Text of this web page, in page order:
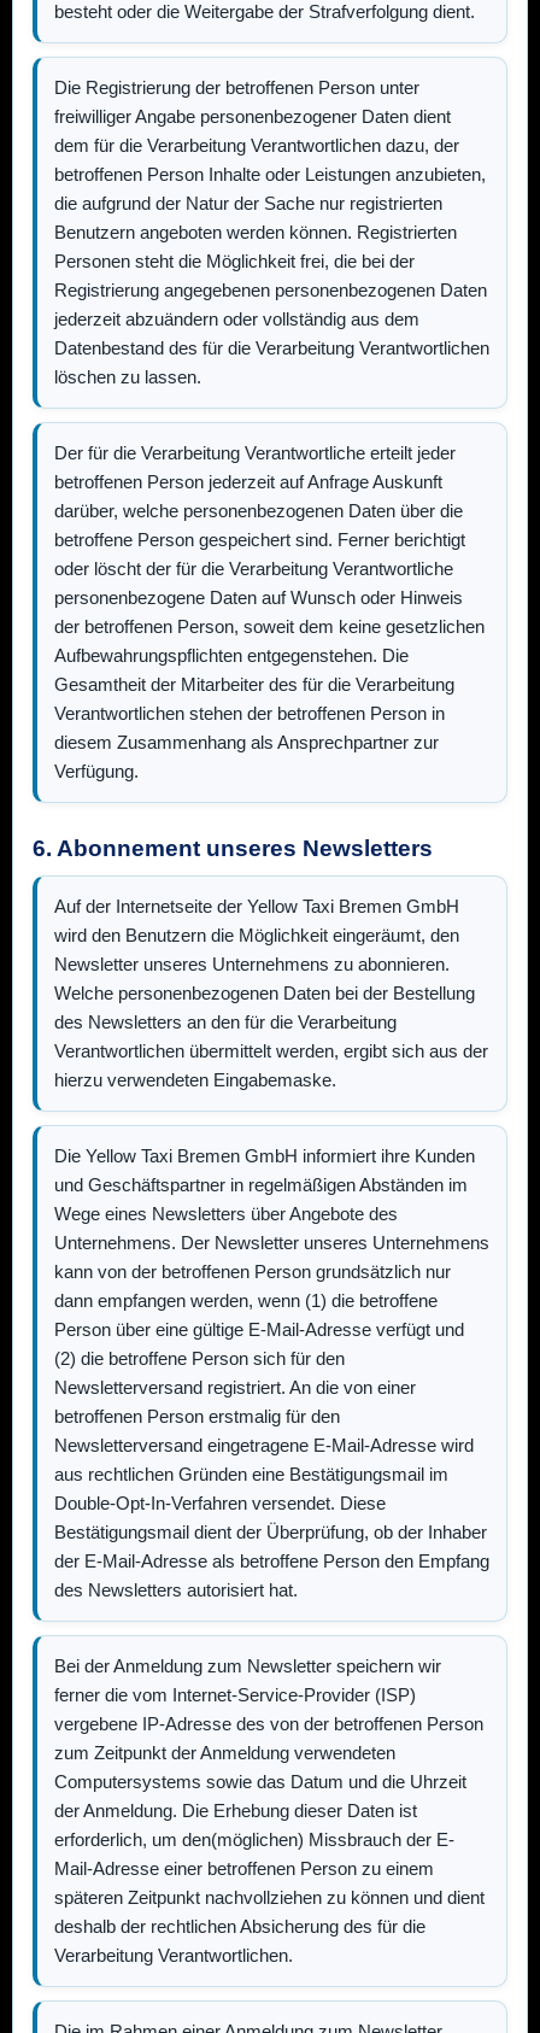
besteht oder die Weitergabe der Strafverfolgung dient.
Die Registrierung der betroffenen Person unter
freiwilliger Angabe personenbezogener Daten dient
dem für die Verarbeitung Verantwortlichen dazu, der
betroffenen Person Inhalte oder Leistungen anzubieten,
die aufgrund der Natur der Sache nur registrierten
Benutzern angeboten werden können. Registrierten
Personen steht die Möglichkeit frei, die bei der
Registrierung angegebenen personenbezogenen Daten
jederzeit abzuändern oder vollständig aus dem
Datenbestand des für die Verarbeitung Verantwortlichen
löschen zu lassen.
Der für die Verarbeitung Verantwortliche erteilt jeder
betroffenen Person jederzeit auf Anfrage Auskunft
darüber, welche personenbezogenen Daten über die
betroffene Person gespeichert sind. Ferner berichtigt
oder löscht der für die Verarbeitung Verantwortliche
personenbezogene Daten auf Wunsch oder Hinweis
der betroffenen Person, soweit dem keine gesetzlichen
Aufbewahrungspflichten entgegenstehen. Die
Gesamtheit der Mitarbeiter des für die Verarbeitung
Verantwortlichen stehen der betroffenen Person in
diesem Zusammenhang als Ansprechpartner zur
Verfügung.
6. Abonnement unseres Newsletters
Auf der Internetseite der Yellow Taxi Bremen GmbH
wird den Benutzern die Möglichkeit eingeräumt, den
Newsletter unseres Unternehmens zu abonnieren.
Welche personenbezogenen Daten bei der Bestellung
des Newsletters an den für die Verarbeitung
Verantwortlichen übermittelt werden, ergibt sich aus der
hierzu verwendeten Eingabemaske.
Die Yellow Taxi Bremen GmbH informiert ihre Kunden
und Geschäftspartner in regelmäßigen Abständen im
Wege eines Newsletters über Angebote des
Unternehmens. Der Newsletter unseres Unternehmens
kann von der betroffenen Person grundsätzlich nur
dann empfangen werden, wenn (1) die betroffene
Person über eine gültige E-Mail-Adresse verfügt und
(2) die betroffene Person sich für den
Newsletterversand registriert. An die von einer
betroffenen Person erstmalig für den
Newsletterversand eingetragene E-Mail-Adresse wird
aus rechtlichen Gründen eine Bestätigungsmail im
Double-Opt-In-Verfahren versendet. Diese
Bestätigungsmail dient der Überprüfung, ob der Inhaber
der E-Mail-Adresse als betroffene Person den Empfang
des Newsletters autorisiert hat.
Bei der Anmeldung zum Newsletter speichern wir
ferner die vom Internet-Service-Provider (ISP)
vergebene IP-Adresse des von der betroffenen Person
zum Zeitpunkt der Anmeldung verwendeten
Computersystems sowie das Datum und die Uhrzeit
der Anmeldung. Die Erhebung dieser Daten ist
erforderlich, um den(möglichen) Missbrauch der E-
Mail-Adresse einer betroffenen Person zu einem
späteren Zeitpunkt nachvollziehen zu können und dient
deshalb der rechtlichen Absicherung des für die
Verarbeitung Verantwortlichen.